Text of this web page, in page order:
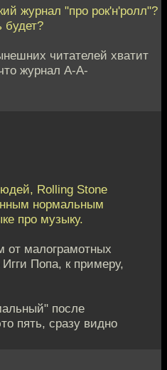
журнал "про рок'н'ролл"?
будет?
читателей хватит
журнал А-А-
Rolling Stone
нормальным
про музыку.
малограмотных
Попа, к примеру,
после
пять, сразу видно